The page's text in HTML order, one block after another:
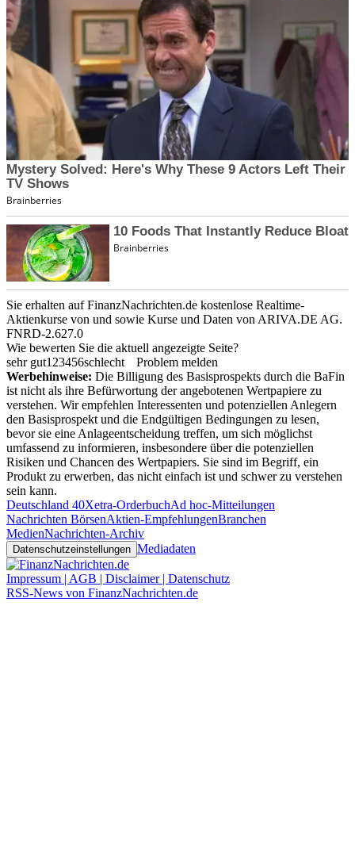
Sie erhalten auf FinanzNachrichten.de kostenlose Realtime-
Aktienkurse von und sowie Kurse und Daten vonARIVA.DE AG.
FNRD-2.627.0
Wie bewerten Sie die aktuell angezeigte Seite?
sehr gut123456schlecht
Problem melden
Werbehinweise: Die Billigung des Basisprospekts durch die BaFin
ist nicht als ihre Befürwortung der angebotenen Wertpapiere zu
verstehen. Wir empfehlen Interessenten und potenziellen Anlegern
den Basisprospekt und die Endgültigen Bedingungen zu lesen,
bevor sie eine Anlageentscheidung treffen, um sich möglichst
umfassend zu informieren, insbesondere über die potenziellen
Risiken und Chancen des Wertpapiers. Sie sind im Begriff, ein
Produkt zu erwerben, das nicht einfach ist und schwer zu verstehen
sein kann.
Deutschland 40Xetra-OrderbuchAd hoc-Mitteilungen
Nachrichten BörsenAktien-EmpfehlungenBranchen
MedienNachrichten-Archiv
Datenschutzeinstellungen Mediadaten
Impressum | AGB | Disclaimer | Datenschutz
RSS-News von FinanzNachrichten.de